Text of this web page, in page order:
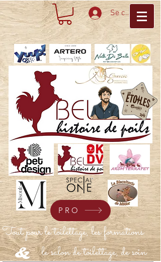
Se connecter
Tout pour le toilettage, les formations
le salon de toilettage, de soin
&
PRO